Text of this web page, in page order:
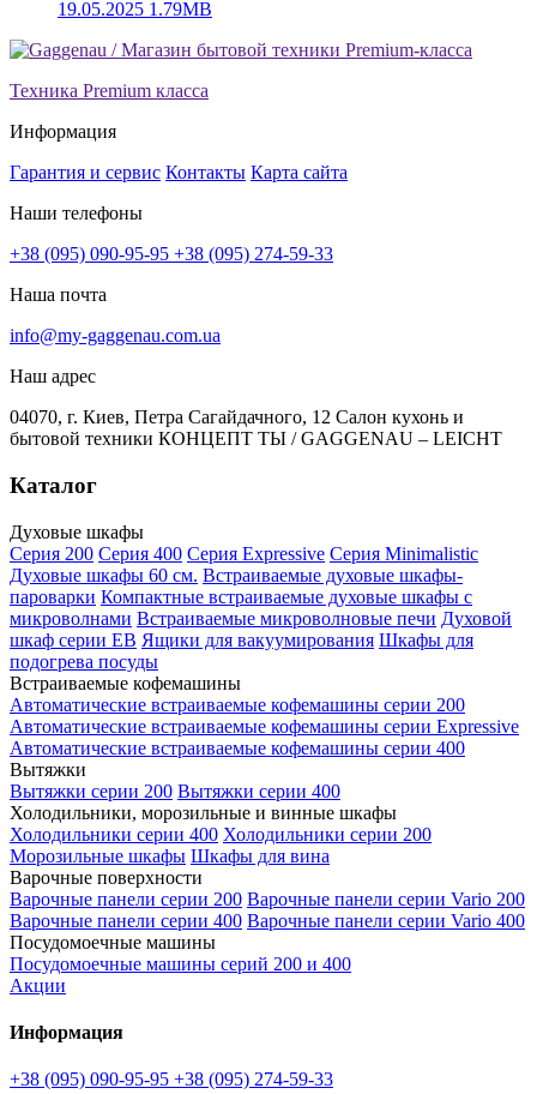
19.05.2025 1.79MB
Техника Premium класса
Информация
Гарантия и сервис Контакты Карта сайта
Наши телефоны
+38 (095) 090-95-95 +38 (095) 274-59-33
Наша почта
info@my-gaggenau.com.ua
Наш адрес
04070, г. Киев, Петра Сагайдачного, 12 Салон кухонь и
бытовой техники КОНЦЕПТ ТЫ / GAGGENAU – LEICHT
Каталог
Духовые шкафы
Серия 200 Серия 400 Серия Expressive Серия Minimalistic
Духовые шкафы 60 см. Встраиваемые духовые шкафы-
пароварки Компактные встраиваемые духовые шкафы с
микроволнами Встраиваемые микроволновые печи Духовой
шкаф серии EB Ящики для вакуумирования Шкафы для
подогрева посуды
Встраиваемые кофемашины
Автоматические встраиваемые кофемашины серии 200
Автоматические встраиваемые кофемашины серии Expressive
Автоматические встраиваемые кофемашины серии 400
Вытяжки
Вытяжки серии 200 Вытяжки серии 400
Холодильники, морозильные и винные шкафы
Холодильники серии 400 Холодильники серии 200
Морозильные шкафы Шкафы для вина
Варочные поверхности
Варочные панели серии 200 Варочные панели серии Vario 200
Варочные панели серии 400 Варочные панели серии Vario 400
Посудомоечные машины
Посудомоечные машины серий 200 и 400
Акции
Информация
+38 (095) 090-95-95 +38 (095) 274-59-33